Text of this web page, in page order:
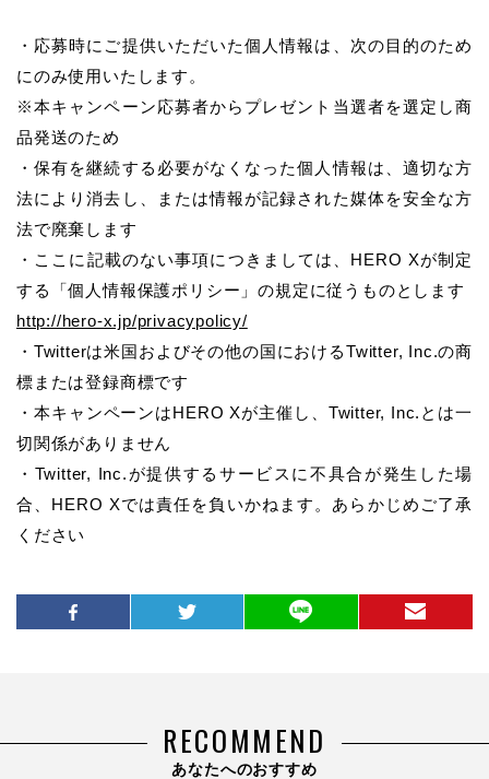
・応募時にご提供いただいた個人情報は、次の目的のため
にのみ使用いたします。
※本キャンペーン応募者からプレゼント当選者を選定し商
品発送のため
・保有を継続する必要がなくなった個人情報は、適切な方
法により消去し、または情報が記録された媒体を安全な方
法で廃棄します
・ここに記載のない事項につきましては、HERO Xが制定
する「個人情報保護ポリシー」の規定に従うものとします
http://hero-x.jp/privacypolicy/
・Twitterは米国およびその他の国におけるTwitter, Inc.の商
標または登録商標です
・本キャンペーンはHERO Xが主催し、Twitter, Inc.とは一
切関係がありません
・Twitter, Inc.が提供するサービスに不具合が発生した場
合、HERO Xでは責任を負いかねます。あらかじめご了承
ください
RECOMMEND
あなたへのおすすめ